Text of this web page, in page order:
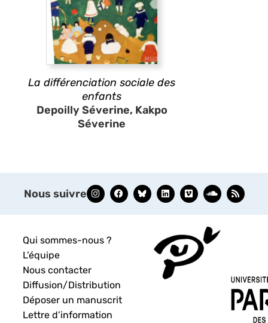
La différenciation sociale des
enfants
Depoilly Séverine, Kakpo
Séverine
Nous suivre
Qui sommes-nous ?
L’équipe
Nous contacter
Diffusion/Distribution
Déposer un manuscrit
Lettre d’information